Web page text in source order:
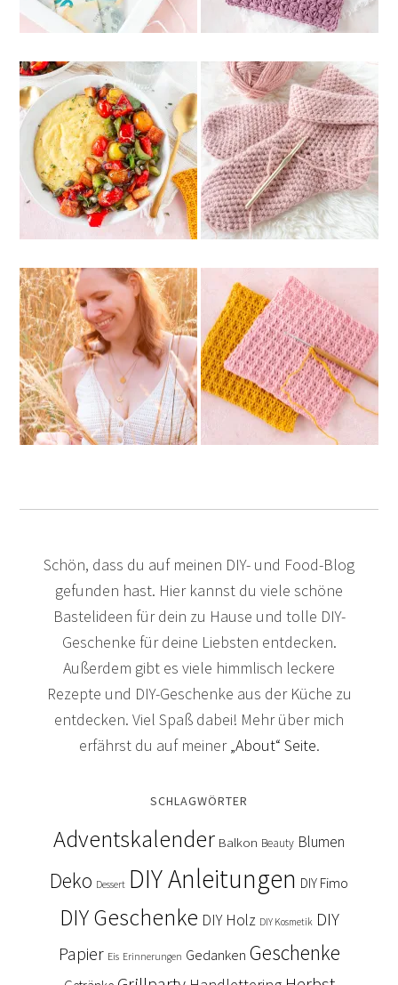
Schön, dass du auf meinen DIY- und Food-Blog
gefunden hast. Hier kannst du viele schöne
Bastelideen für dein zu Hause und tolle DIY-
Geschenke für deine Liebsten entdecken.
Außerdem gibt es viele himmlisch leckere
Rezepte und DIY-Geschenke aus der Küche zu
entdecken. Viel Spaß dabei! Mehr über mich
erfährst du auf meiner„About“ Seite.
SCHLAGWÖRTER
Adventskalender Balkon Beauty Blumen
Deko Dessert DIY Anleitungen DIY Fimo
DIY Geschenke DIY Holz DIY Kosmetik DIY
Papier Eis Erinnerungen Gedanken Geschenke